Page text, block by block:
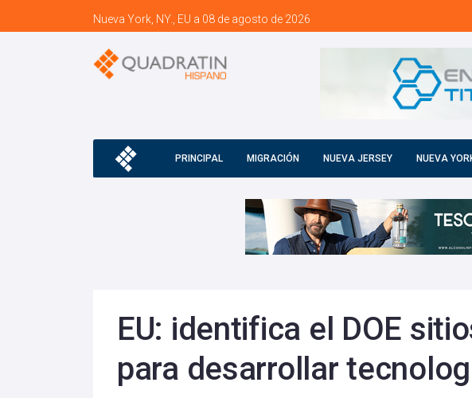
Nueva York, NY., EU a 08 de agosto de 2026
PRINCIPAL MIGRACIÓN NUEVA JERSEY NUEVA
EU: identifica el DOE
para desarrollar